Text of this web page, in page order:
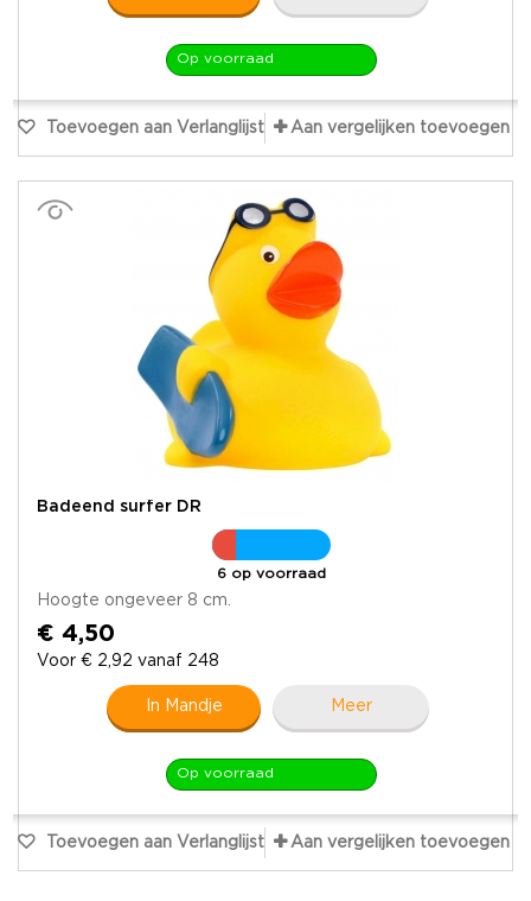
Op voorraad
Toevoegen aan Verlanglijst Aan vergelijken toevoegen
Badeend surfer DR
6 op voorraad
Hoogte ongeveer 8 cm.
€ 4,50
Voor € 2,92 vanaf 248
In Mandje Meer
Op voorraad
Toevoegen aan Verlanglijst Aan vergelijken toevoegen